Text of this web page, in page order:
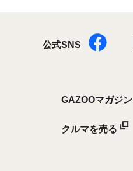
公式SNS
GAZOOマガジン
クルマを売る